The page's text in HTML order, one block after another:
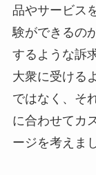
品やサービス
験ができるの
するような訴
大衆に受ける
ではなく、そ
に合わせてカ
ージを考えま